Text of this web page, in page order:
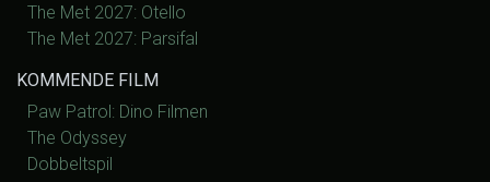
The Met 2027: Otello
The Met 2027: Parsifal
KOMMENDE FILM
Paw Patrol: Dino Filmen
The Odyssey
Dobbeltspil